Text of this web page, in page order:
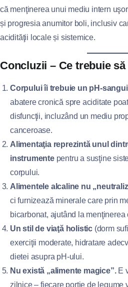
că menţinerea unui mediu intern
și progresia anumitor boli, inclusiv
acidităţii locale și sistemice.
Concluzii – Ce trebuie
Corpului îi trebuie un
abatere cronică spre aciditate
disfuncţii, incluzând un mediu
canceroase.
Alimentaţia reprezintă unul
instrumentepentru a susţine
corpului.
Alimentele alcaline nu
ci furnizează minerale care prin
bicarbonat, ajutând la
Un stil de viaţă holistic (dorm
exerciţii moderate, hidratare
dietei asupra pH‑ului.
Nu există „alimente magice”.E
zilnice – fiecare porţie de legume